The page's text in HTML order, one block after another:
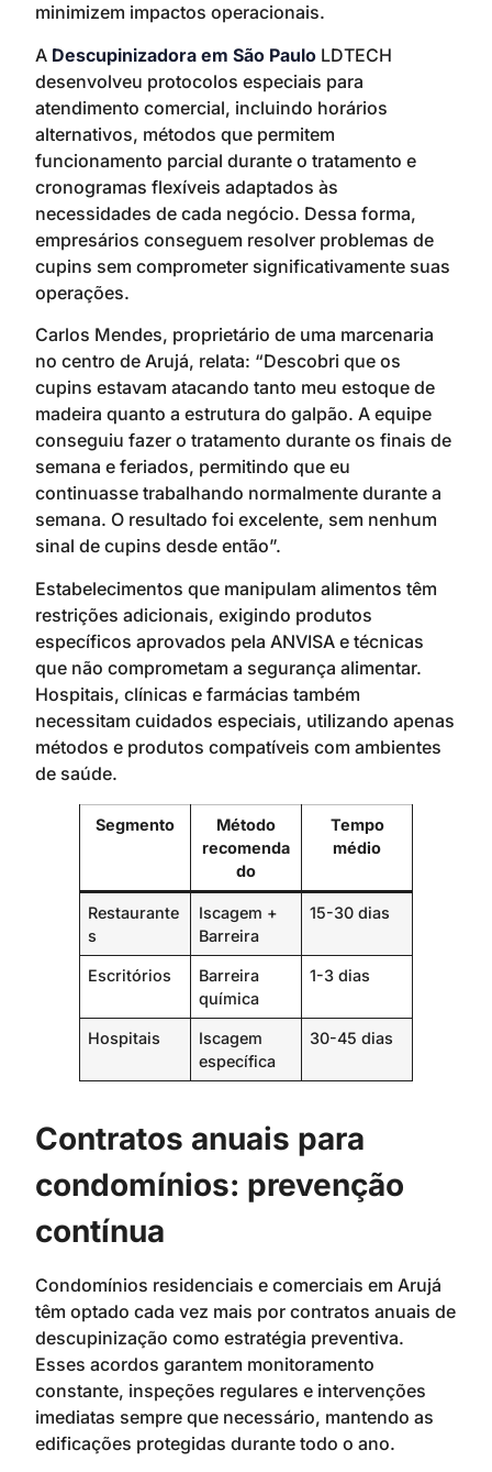
minimizem impactos operacionais.
A Descupinizadora em São Paulo LDTECH
desenvolveu protocolos especiais para
atendimento comercial, incluindo horários
alternativos, métodos que permitem
funcionamento parcial durante o tratamento e
cronogramas flexíveis adaptados às
necessidades de cada negócio. Dessa forma,
empresários conseguem resolver problemas de
cupins sem comprometer significativamente suas
operações.
Carlos Mendes, proprietário de uma marcenaria
no centro de Arujá, relata: “Descobri que os
cupins estavam atacando tanto meu estoque de
madeira quanto a estrutura do galpão. A equipe
conseguiu fazer o tratamento durante os finais de
semana e feriados, permitindo que eu
continuasse trabalhando normalmente durante a
semana. O resultado foi excelente, sem nenhum
sinal de cupins desde então”.
Estabelecimentos que manipulam alimentos têm
restrições adicionais, exigindo produtos
específicos aprovados pela ANVISA e técnicas
que não comprometam a segurança alimentar.
Hospitais, clínicas e farmácias também
necessitam cuidados especiais, utilizando apenas
métodos e produtos compatíveis com ambientes
de saúde.
Segmento
Método
recomenda
do
Tempo
médio
Restaurante
s
Iscagem +
Barreira
15-30 dias
Escritórios
Barreira
química
1-3 dias
Hospitais
Iscagem
específica
30-45 dias
Contratos anuais para
condomínios: prevenção
contínua
Condomínios residenciais e comerciais em Arujá
têm optado cada vez mais por contratos anuais de
descupinização como estratégia preventiva.
Esses acordos garantem monitoramento
constante, inspeções regulares e intervenções
imediatas sempre que necessário, mantendo as
edificações protegidas durante todo o ano.